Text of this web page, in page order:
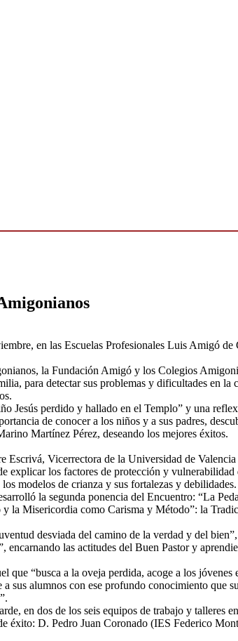
en las Escuelas Profesionales Luis Amigó
la Fundación Amigó y los Colegios
para detectar sus problemas y dificultades en
Jesús perdido y hallado en el Templo” y una
de conocer a los niños y a sus padres,
Martínez Pérez, deseando los mejores éxitos.
Vicerrectora de la Universidad de
los factores de protección y
modelos de crianza y sus fortalezas y debilidades.
la segunda ponencia del Encuentro: “La
la Misericordia como Carisma y Método”: la
desviada del camino de la verdad y del
las actitudes del Buen Pastor y
“busca a la oveja perdida, acoge a los
sus alumnos con ese profundo conocimiento
en dos de los seis equipos de trabajo y talleres
éxito: D. Pedro Juan Coronado (IES Federico